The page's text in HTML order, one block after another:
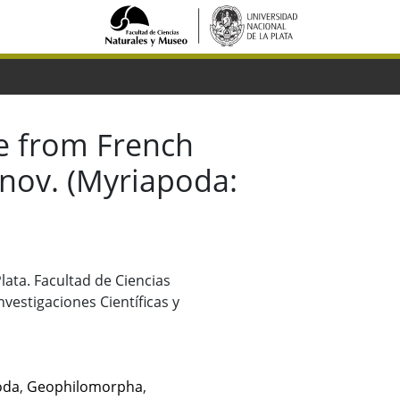
from French
(Myriapoda:
Facultad de Ciencias
Científicas y
, Geophilomorpha,